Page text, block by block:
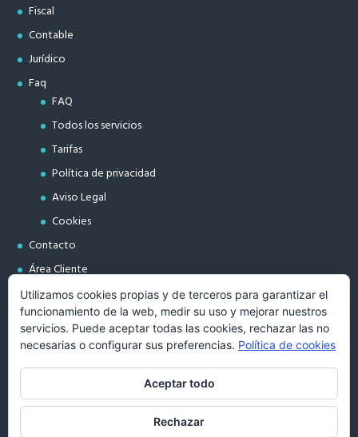
Fiscal
Contable
Jurídico
Faq
FAQ
Todos los servicios
Tarifas
Política de privacidad
Aviso Legal
Cookies
Contacto
Área Cliente
Aviso legal
*Política de privacidad
*Cookies
Utilizamos cookies propias y de terceros para garantizar el
funcionamiento de la web, medir su uso y mejorar nuestros
servicios. Puede aceptar todas las cookies, rechazar las no
necesarias o configurar sus preferencias. Política de cookies
Aceptar todo
Rechazar